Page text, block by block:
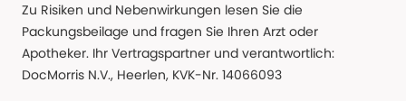
Zu Risiken und Nebenwirkungen lesen Sie die
Packungsbeilage und fragen Sie Ihren Arzt oder
Apotheker. Ihr Vertragspartner und verantwortlich:
DocMorris N.V., Heerlen, KVK-Nr. 14066093